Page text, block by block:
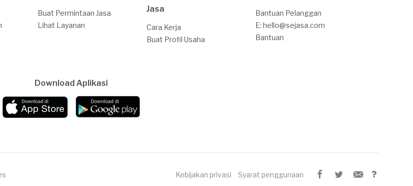
Buat Permintaan Jasa
Lihat Layanan
Jasa
Cara Kerja
Buat Profil Usaha
Bantuan Pelanggan
E: hello@sejasa.com
Bantuan
Download Aplikasi
Kebijakan privasi Syarat penggunaan